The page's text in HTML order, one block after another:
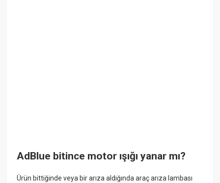
AdBlue bitince motor ışığı yanar mı?
Ürün bittiğinde veya bir arıza aldığında araç arıza lambası